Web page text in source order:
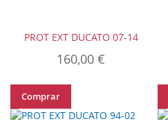
PROT EXT DUCATO 07-14
160,00 €
Comprar